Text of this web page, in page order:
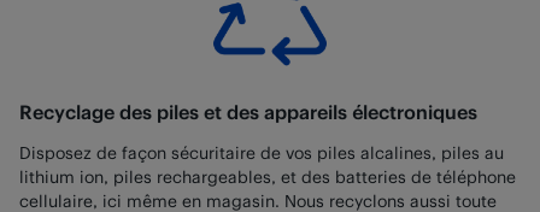
Recyclage des piles et des appareils électroniques
Disposez de façon sécuritaire de vos piles alcalines, piles au
lithium ion, piles rechargeables, et des batteries de téléphone
cellulaire, ici même en magasin. Nous recyclons aussi toute